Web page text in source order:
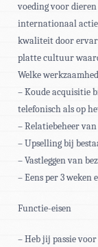
voeding voor
internationaal
kwaliteit door
platte cultuur
Welke
– Koude acquisitie
telefonisch als op
– Relatiebeheer
– Upselling bij
– Vastleggen van
– Eens per 3 weken
Functie-eisen
– Heb jij passie